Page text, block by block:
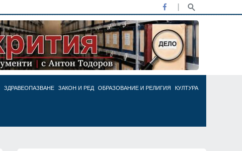
ЗДРАВЕОПАЗВАНЕ ЗАКОН И РЕД ОБРАЗОВАНИЕ И РЕЛИГИЯ КУЛТУРА